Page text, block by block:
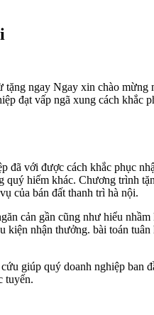
ngay Ngay xin chào
đạt vấp ngã xung cách khắc
với được cách khắc phục
hiếm khác. Chương trình
của bán đất thanh trì hà nội.
cản gần cũng như hiểu
nhận thưởng. bài toán
giúp quý doanh nghiệp ban
tuyến.